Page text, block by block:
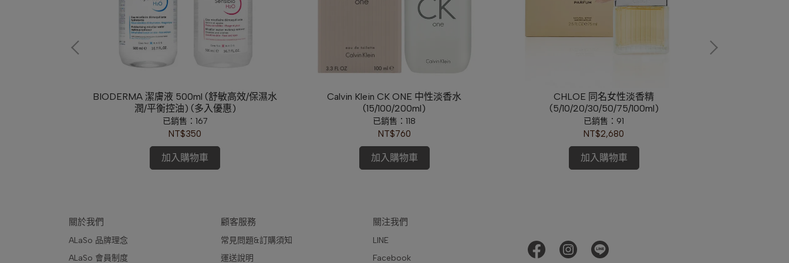
BIODERMA 潔膚液 500ml (舒敏高效/保濕水
潤/平衡控油) (多入優惠)
已銷售：167
NT$350
加入購物車
Calvin Klein CK ONE 中性淡香水
(15/100/200ml)
已銷售：118
NT$760
加入購物車
CHLOE 同名女性淡香精
(5/10/20/30/50/75/100ml)
已銷售：91
NT$2,680
加入購物車
關於我們
ALaSo 品牌理念
ALaSo 會員制度
顧客服務
常見問題&訂購須知
運送說明
關注我們
LINE
Facebook